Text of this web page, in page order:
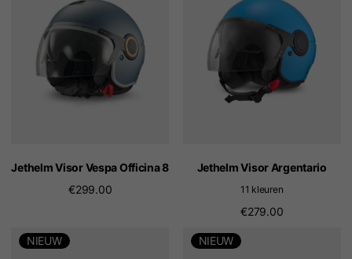
Jethelm Visor Vespa Officina 8
€299.00
Jethelm Visor Argentario
11 kleuren
€279.00
NIEUW NIEUW